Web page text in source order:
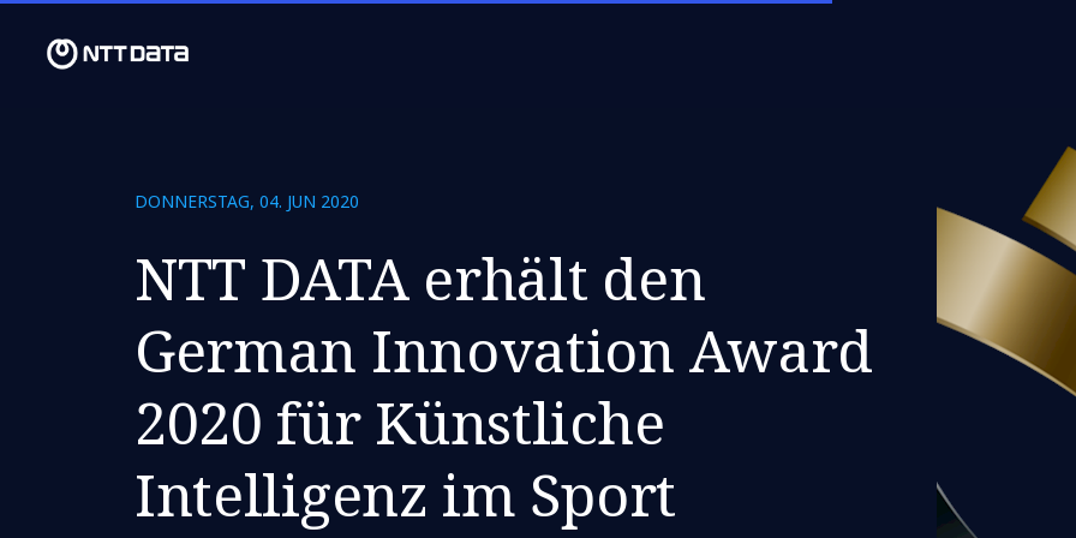
DONNERSTAG, 04. JUN 2020
NTT DATA erhält den
German Innovation Award
2020 für Künstliche
Intelligenz im Sport